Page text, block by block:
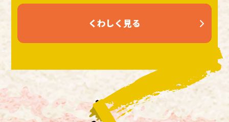
くわしく見る